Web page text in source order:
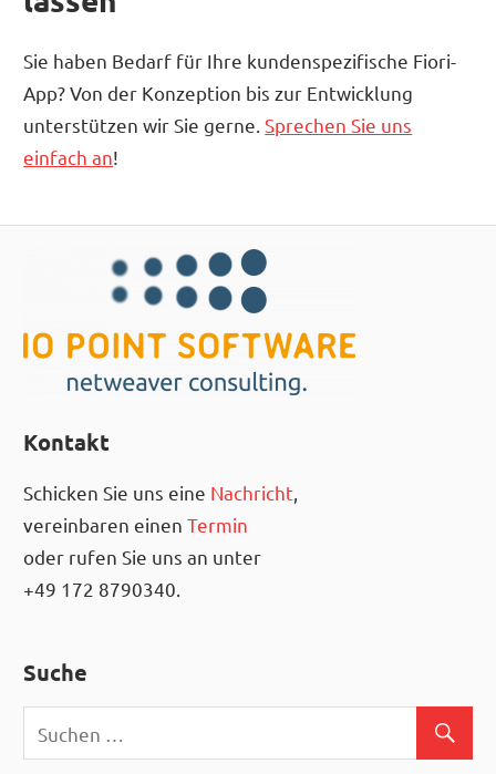
Sie haben Bedarf für Ihre kundenspezifische Fiori-
App? Von der Konzeption bis zur Entwicklung
unterstützen wir Sie gerne. Sprechen Sie uns
einfach an!
Kontakt
Schicken Sie uns eine Nachricht,
vereinbaren einenTermin
oder rufen Sie uns an unter
+49 172 8790340.
Suche